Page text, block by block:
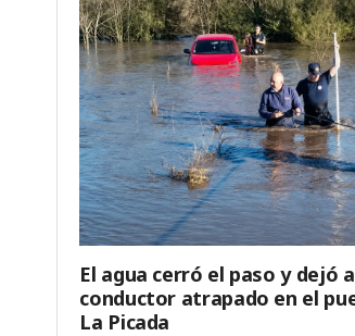
El agua cerró el paso y dejó
conductor atrapado en el
La Picada